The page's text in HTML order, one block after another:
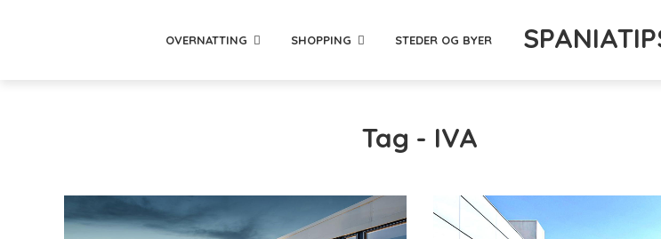
OVERNATTING SHOPPING STEDER OG BYER
Tag - IVA